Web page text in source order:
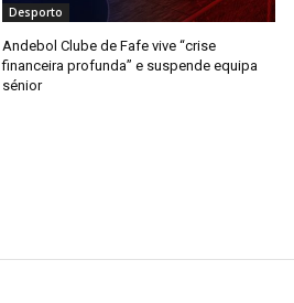
Desporto
Andebol Clube de Fafe vive “crise
financeira profunda” e suspende equipa
sénior